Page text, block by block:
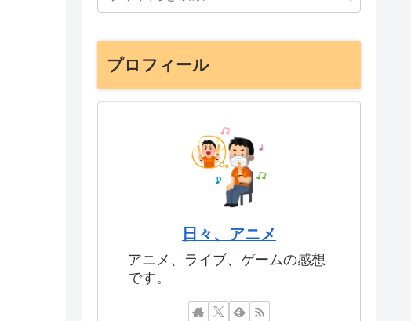
プロフィール
日々、アニメ
アニメ、ライブ、ゲームの感想
です。